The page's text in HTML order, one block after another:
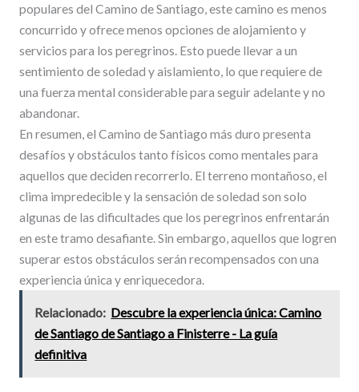
populares del Camino de Santiago, este camino es menos
concurrido y ofrece menos opciones de alojamiento y
servicios para los peregrinos. Esto puede llevar a un
sentimiento de soledad y aislamiento, lo que requiere de
una fuerza mental considerable para seguir adelante y no
abandonar.
En resumen, el Camino de Santiago más duro presenta
desafíos y obstáculos tanto físicos como mentales para
aquellos que deciden recorrerlo. El terreno montañoso, el
clima impredecible y la sensación de soledad son solo
algunas de las dificultades que los peregrinos enfrentarán
en este tramo desafiante. Sin embargo, aquellos que logren
superar estos obstáculos serán recompensados con una
experiencia única y enriquecedora.
Relacionado: Descubre la experiencia única: Camino
de Santiago de Santiago a Finisterre - La guía
definitiva